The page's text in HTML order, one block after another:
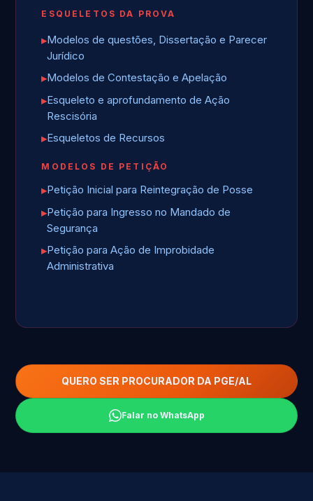
ESQUELETOS DA PROVA
Modelos de questões, Dissertação e Parecer
Jurídico
Modelos de Contestação e Apelação
Esqueleto e aprofundamento de Ação
Rescisória
Esqueletos de Recursos
MODELOS DE PETIÇÃO
Petição Inicial para Reintegração de Posse
Petição para Ingresso no Mandado de
Segurança
Petição para Ação de Improbidade
Administrativa
QUERO SER PROCURADOR DA PGE/AL
Falar no WhatsApp